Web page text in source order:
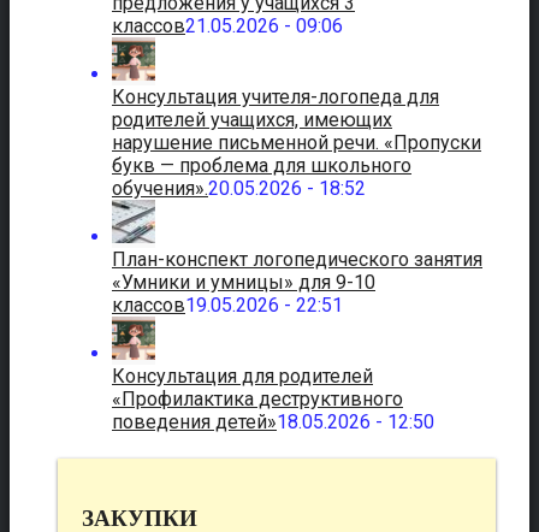
классов21.05.2026 - 09:06
Консультация учителя-логопеда для
родителей учащихся, имеющих
нарушение письменной речи. «Пропуски
букв — проблема для школьного
обучения».20.05.2026 - 18:52
План-конспект логопедического занятия
«Умники и умницы» для 9-10
классов19.05.2026 - 22:51
Консультация для родителей
«Профилактика деструктивного
поведения детей»18.05.2026 - 12:50
ЗАКУПКИ